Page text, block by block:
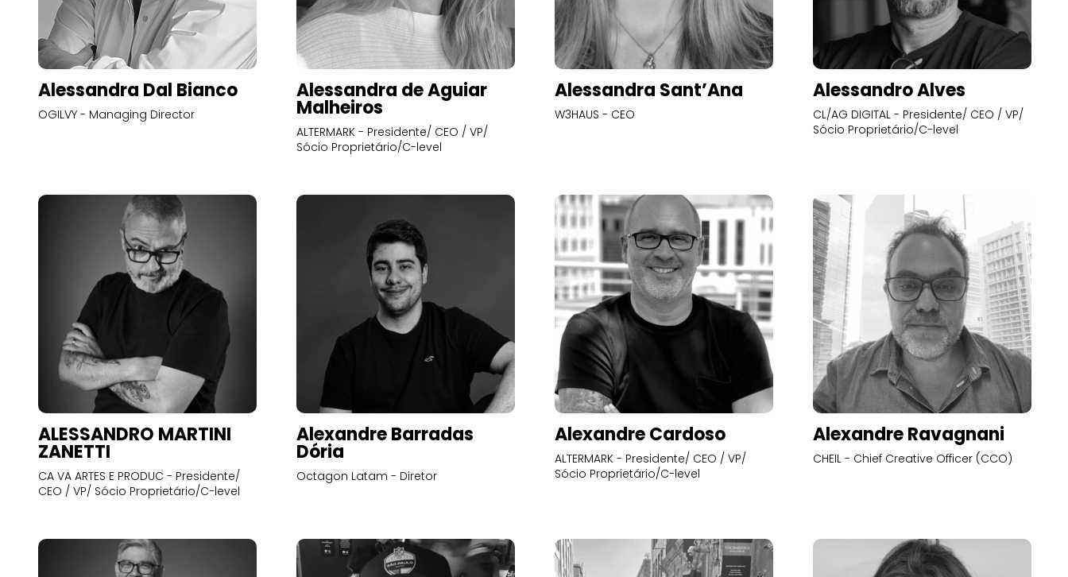
Alessandra Dal Bianco
OGILVY - Managing Director
Alessandra de Aguiar
Malheiros
ALTERMARK - Presidente/ CEO / VP/
Sócio Proprietário/C-level
Alessandra Sant’Ana
W3HAUS - CEO
Alessandro Alves
CL/AG DIGITAL - Presidente/ CEO / VP/
Sócio Proprietário/C-level
ALESSANDRO MARTINI
ZANETTI
CA VA ARTES E PRODUC - Presidente/
CEO / VP/ Sócio Proprietário/C-level
Alexandre Barradas
Dória
Octagon Latam - Diretor
Alexandre Cardoso
ALTERMARK - Presidente/ CEO / VP/
Sócio Proprietário/C-level
Alexandre Ravagnani
CHEIL - Chief Creative Officer (CCO)